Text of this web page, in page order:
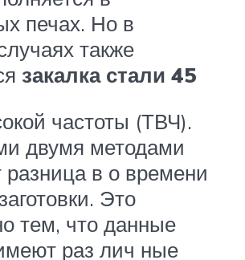
печах. Но в
также
закалка стали 45
частоты (ТВЧ).
двумя методами
разница в о времени
Это
тем, что данные
раз лич ные